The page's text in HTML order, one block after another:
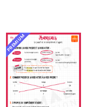
PREMIUM